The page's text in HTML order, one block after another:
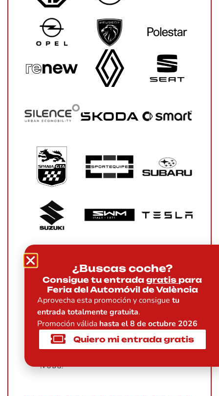
¿Buscas coche?
Consigue tu entrada gratis para
Feria del Automóvil de València
Aprovecha esta promoción y consigue tu
entrada totalmente gratuita.
Promoción válida hasta el 8 de octubre 2026
Quiero mi entrada gratis